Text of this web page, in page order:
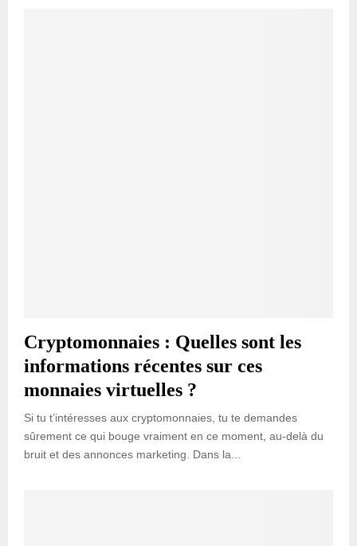
Cryptomonnaies : Quelles sont les
informations récentes sur ces
monnaies virtuelles ?
Si tu t’intéresses aux cryptomonnaies, tu te demandes
sûrement ce qui bouge vraiment en ce moment, au-delà du
bruit et des annonces marketing. Dans la...